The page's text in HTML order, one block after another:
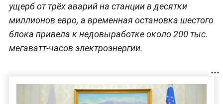
ущерб от трёх аварий на станции в десятки
миллионов евро, а временная остановка шестого
блока привела к недовыработке около 200 тыс.
мегаватт-часов электроэнергии.